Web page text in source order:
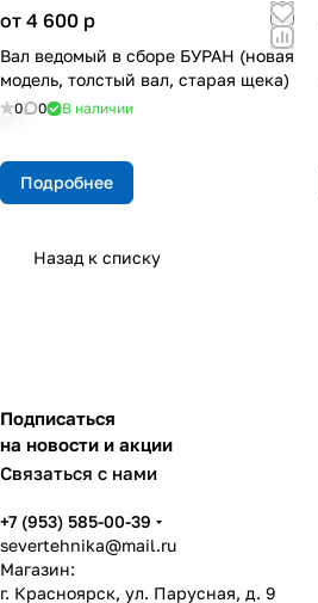
от 4 600 p
Вал ведомый в сборе БУРАН (новая
модель, толстый вал, старая щека)
0 0 В наличии
Подробнее
Назад к списку
Подписаться
на новости и акции
Связаться с нами
+7 (953) 585-00-39
severtehnika@mail.ru
Магазин:
г. Красноярск, ул. Парусная, д. 9